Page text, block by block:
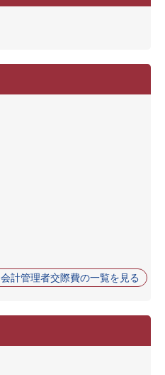
会計管理者交際費の一覧を見る